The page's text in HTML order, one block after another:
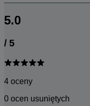
5.0
/ 5
4 oceny
0 ocen usuniętych